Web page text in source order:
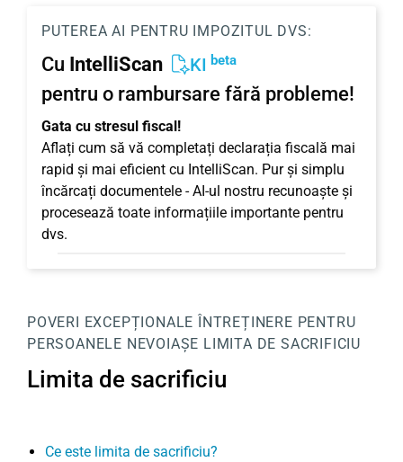
PUTEREA AI PENTRU IMPOZITUL DVS:
Cu IntelliScan KI beta
pentru o rambursare fără probleme!
Gata cu stresul fiscal!
Aflați cum să vă completați declarația fiscală mai
rapid și mai eficient cu IntelliScan. Pur și simplu
încărcați documentele - AI-ul nostru recunoaște și
procesează toate informațiile importante pentru
dvs.
POVERI EXCEPȚIONALE ÎNTREȚINERE PENTRU
PERSOANELE NEVOIAȘE LIMITA DE SACRIFICIU
Limita de sacrificiu
Ce este limita de sacrificiu?